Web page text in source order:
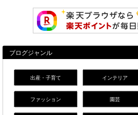
ブログジャンル
出産・子育て インテリア
ファッション 園芸